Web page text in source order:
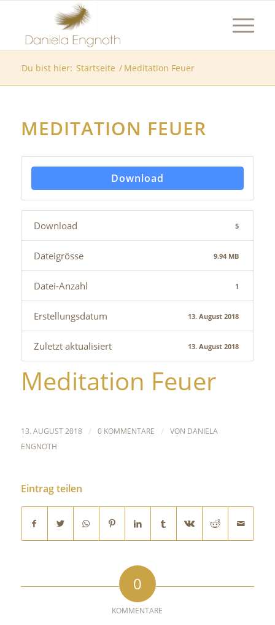
Du bist hier: Startseite / Meditation Feuer
MEDITATION FEUER
Download
Download 5
Dateigrösse 9.94 MB
Datei-Anzahl 1
Erstellungsdatum 13. August 2018
Zuletzt aktualisiert 13. August 2018
Meditation Feuer
13. AUGUST 2018 / 0 KOMMENTARE / VON DANIELA
ENGNOTH
Eintrag teilen
0
KOMMENTARE